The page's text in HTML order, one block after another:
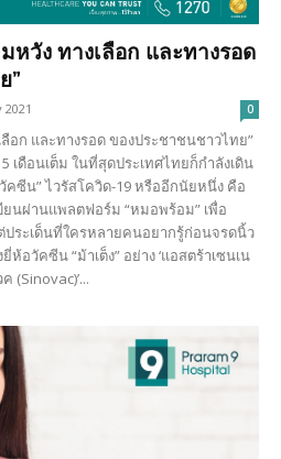
หวัง ทางเลือก และทางรอด
”
2021 0
อก และทางรอด ของประชาชนชาวไทย”
เดือนเต็ม ในที่สุดประเทศไทยก็กำลังเดิน
ซีน” ไวรัสโควิด-19 หรืออีกนัยหนึ่ง คือ
ยนผ่านแพลตฟอร์ม “หมอพร้อม” เพื่อ
ประเด็นที่ใครหลายคนอยากรู้ก่อนจรดนิ้ว
อวัคซีน “ม้าเต็ง” อย่าง ‘แอสตร้าเซนเน
(Sinovac)’...